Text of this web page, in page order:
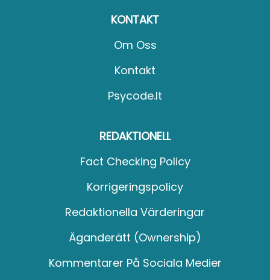
KONTAKT
Om Oss
Kontakt
Psycode.it
REDAKTIONELL
Fact Checking Policy
Korrigeringspolicy
Redaktionella Värderingar
Äganderätt (Ownership)
Kommentarer På Sociala Medier